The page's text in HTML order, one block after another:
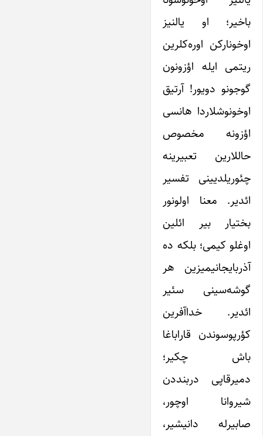
باخیر؛ او یالنیز
اوخونارکن اوره‌کلرین
ریتمی ایله اؤزونون
گوجونو دویور! آرتیق
اوخونوشلاردا هانسی
اؤزونه مخصوص
حاللارین تعبیرینه
چئوریلدیینی تفسیر
ائدیر. معنا اولونور
بختیار بیر ائلین
اوغلو کیمی؛ بلکه ده
آذربایجانیمیزین هر
گوشه‌سینی سئیر
ائدیر. خداآفرین
کؤرپوسوندن قاراباغا
باش چکیر؛
دمیرقاپی دربنددن
شیروانا اوچور،
صابیرله دانیشیر،